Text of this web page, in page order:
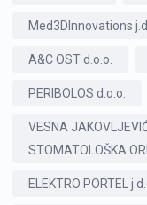
Med3DInnovations
A&C OST d.o.o.
PERIBOLOS d.o.o.
VESNA
STOMATOLOŠKA
ELEKTRO PORTEL